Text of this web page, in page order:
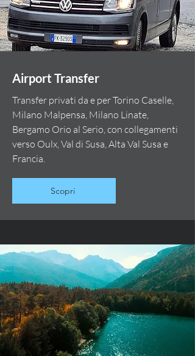
Airport Transfer
Transfer privati da e per Torino Caselle,
Milano Malpensa, Milano Linate,
Bergamo Orio al Serio, con collegamenti
verso Oulx, Val di Susa, Alta Val Susa e
Francia.
Scopri